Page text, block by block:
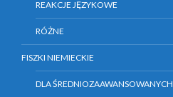
REAKCJE JĘZYKOWE
RÓŻNE
FISZKI NIEMIECKIE
DLA ŚREDNIOZAAWANSOWANYCH